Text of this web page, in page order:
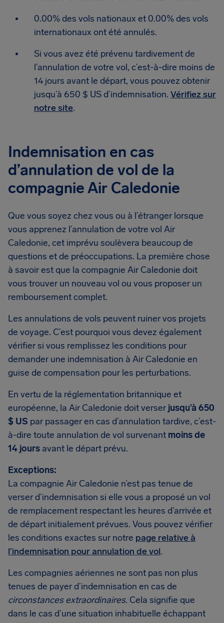
0.00% des vols nationaux et 0.00% des vols
internationaux ont été annulés.
Si vous avez été prévenu tardivement de
l’annulation de votre vol, c’est-à-dire moins de
14 jours avant le départ, vous pouvez obtenir
jusqu’à 650 $ US d’indemnisation. Vérifiez sur
notre site.
Indemnisation en cas
d’annulation de vol de la
compagnie Air Caledonie
Que vous soyez chez vous ou à l’étranger lorsque
vous apprenez l’annulation de votre vol Air
Caledonie, cet imprévu soulèvera beaucoup de
questions et de préoccupations. La première chose
à savoir est que la compagnie Air Caledonie doit
vous trouver un nouveau vol ou vous proposer un
remboursement complet.
Les annulations de vols peuvent ruiner vos projets
de voyage. C’est pourquoi vous devez également
vérifier si vous remplissez les conditions pour
demander une indemnisation à Air Caledonie en
guise de compensation pour les perturbations.
En vertu de la réglementation britannique et
européenne, la Air Caledonie doit verser jusqu’à 650
$ US par passager en cas d’annulation tardive, c’est-
à-dire toute annulation de vol survenant moins de
14 jours avant le départ prévu.
Exceptions:
La compagnie Air Caledonie n’est pas tenue de
verser d’indemnisation si elle vous a proposé un vol
de remplacement respectant les heures d’arrivée et
de départ initialement prévues. Vous pouvez vérifier
les conditions exactes sur notre page relative à
l’indemnisation pour annulation de vol.
Les compagnies aériennes ne sont pas non plus
tenues de payer d’indemnisation en cas de
circonstances extraordinaires. Cela signifie que
dans le cas d’une situation inhabituelle échappant